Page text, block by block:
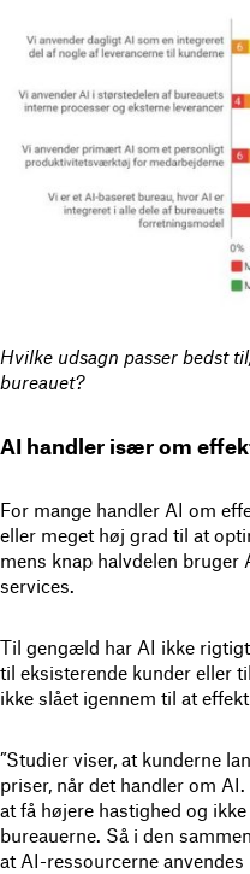
Hvilke udsagn passer bedst
bureauet?
AI handler især om
For mange handler AI om
eller meget høj grad til at
mens knap halvdelen
services.
Til gengæld har AI ikke
til eksisterende kunder eller
ikke slået igennem til at
”Studier viser, at kunderne
priser, når det handler om
at få højere hastighed og
bureauerne. Så i den
at AI-ressourcerne